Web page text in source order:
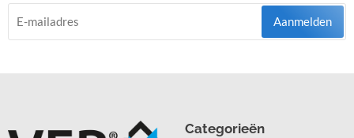
Aanmelden
Categorieën